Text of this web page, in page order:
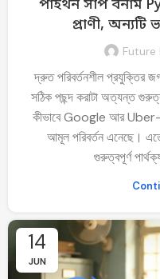
পাইথন সাপ বনাম
প্রাণী, অন্যটি
Future
দ্রুত পরিবর্তনশীল প্রযুক্তির
সঠিক পছন্দ করাটা অত্যন্ত
কীভাবে Google আর Uber-এর
আমূল পরিবর্তন এনেছে।
গুরুত্বপূর্ণ
14
JUN